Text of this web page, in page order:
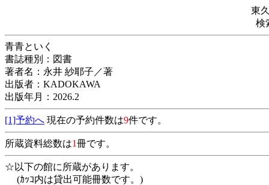
東
検
青青といく
書誌種別：図書
著者名：永井 紗耶子／著
出版者：KADOKAWA
出版年月：2026.2
[1]予約へ 現在の予約件数は9件です。
所蔵資料総数は1冊です。
☆以下の館に所蔵があります。
(ｶｯｺ内は貸出可能冊数です。)